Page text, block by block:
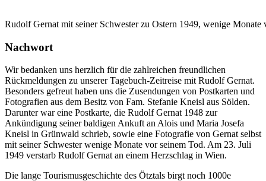
Rudolf Gernat mit seiner Schwester zu Ostern 1949, wenige Monate
Nachwort
Wir bedanken uns herzlich für die zahlreichen freundlichen
Rückmeldungen zu unserer Tagebuch-Zeitreise mit Rudolf Gernat.
Besonders gefreut haben uns die Zusendungen von Postkarten und
Fotografien aus dem Besitz von Fam. Stefanie Kneisl aus Sölden.
Darunter war eine Postkarte, die Rudolf Gernat 1948 zur
Ankündigung seiner baldigen Ankuft an Alois und Maria Josefa
Kneisl in Grünwald schrieb, sowie eine Fotografie von Gernat selbst
mit seiner Schwester wenige Monate vor seinem Tod. Am 23. Juli
1949 verstarb Rudolf Gernat an einem Herzschlag in Wien.
Die lange Tourismusgeschichte des Ötztals birgt noch 1000e